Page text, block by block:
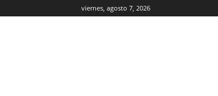
viernes, agosto 7, 2026